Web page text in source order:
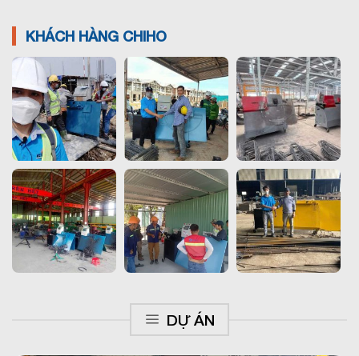
KHÁCH HÀNG CHIHO
DỰ ÁN